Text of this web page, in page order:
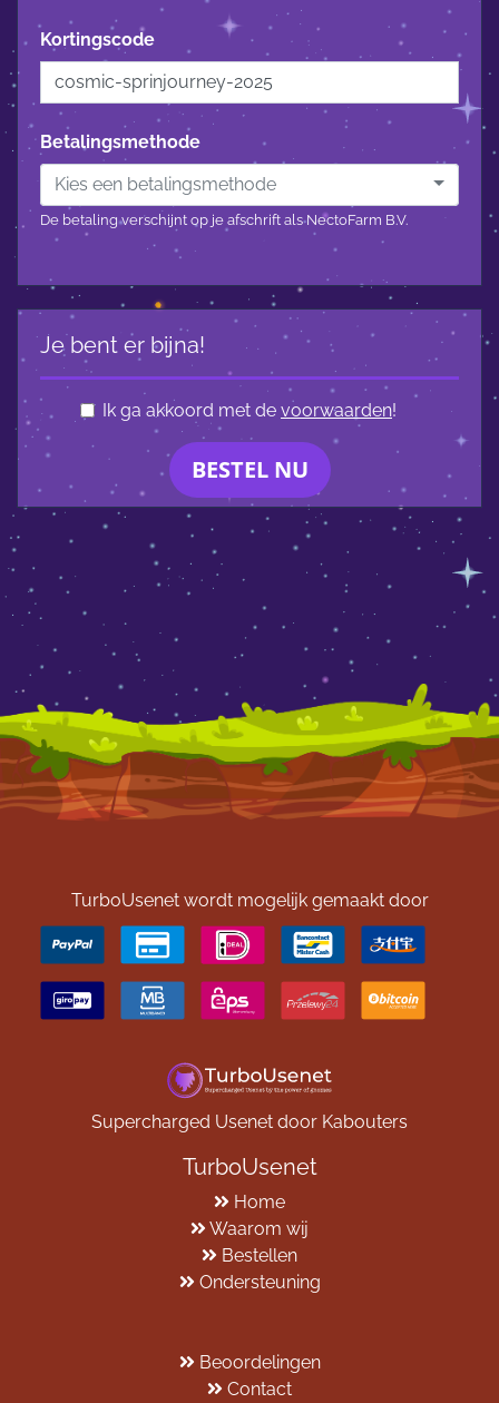
Kortingscode
Betalingsmethode
Kies een betalingsmethode
De betaling verschijnt op je afschrift als NectoFarm B.V.
Je bent er bijna!
Ik ga akkoord met de voorwaarden!
BESTEL NU
TurboUsenet wordt mogelijk gemaakt door
Supercharged Usenet door Kabouters
TurboUsenet
Home
Waarom wij
Bestellen
Ondersteuning
Beoordelingen
Contact